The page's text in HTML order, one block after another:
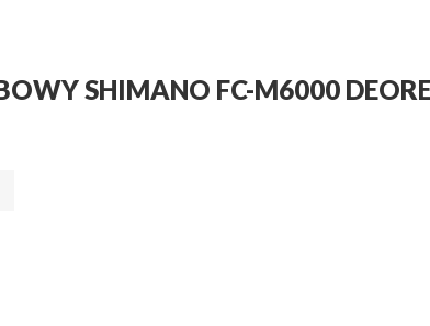
SHIMANO FC-M6000